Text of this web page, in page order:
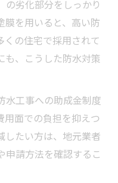
のポイント解説
者を見極めるコツ
すべきポイント
敗しない方法
して外壁塗装を依
意すべきポイント
と費用相場ガイド
の劣化部分をしっかり
膜を用いると、高い防
くの住宅で採用されて
も、こうした防水対策
水工事への助成金制度
用面での負担を抑えつ
したい方は、地元業者
申請方法を確認するこ